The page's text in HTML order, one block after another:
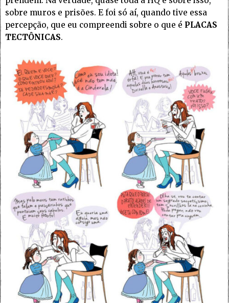
sobre muros e prisões. E foi só aí, quando tive essa
percepção, que eu compreendi sobre o que é PLACAS
TECTÔNICAS.